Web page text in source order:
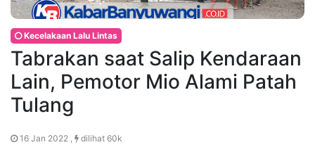
Kecelakaan Lalu Lintas
Tabrakan saat Salip Kendaraan
Lain, Pemotor Mio Alami Patah
Tulang
16 Jan 2022 , dilihat 60k